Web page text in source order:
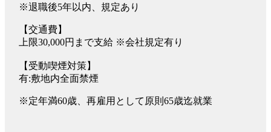
※退職後5年以内、規定あり
【交通費】
上限30,000円まで支給 ※会社規定有り
【受動喫煙対策】
有:敷地内全面禁煙
※定年満60歳、再雇用として原則65歳迄就業